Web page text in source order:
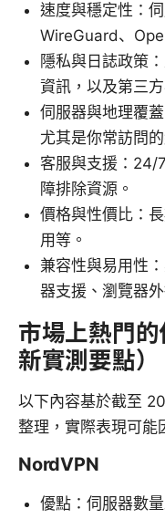
速度與穩定性：
WireGuard、
隱私與日誌政策
資訊，以及第三
伺服器與地理覆
尤其是你常訪問
客服與支援：24/
障排除資源。
價格與性價比：
用等。
兼容性與易用性
器支援、瀏覽器外
市場上熱門
新實測要點）
以下內容基於截至
整理，實際表現可能
NordVPN
優點：伺服器數